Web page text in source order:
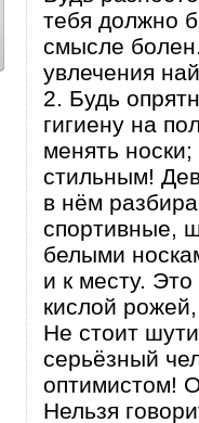
тебя должно
смысле
увлечения
2. Будь
гигиену на
менять
стильным!
в нём
спортивные,
белыми
и к месту.
кислой
Не стоит
серьёзный
оптимистом!
Нельзя